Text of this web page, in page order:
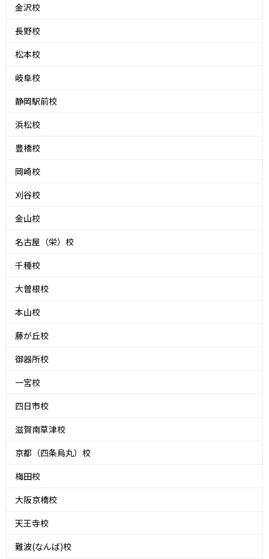
金沢校
長野校
松本校
岐阜校
静岡駅前校
浜松校
豊橋校
岡崎校
刈谷校
金山校
名古屋（栄）校
千種校
大曽根校
本山校
藤が丘校
御器所校
一宮校
四日市校
滋賀南草津校
京都（四条烏丸）校
梅田校
大阪京橋校
天王寺校
難波(なんば)校